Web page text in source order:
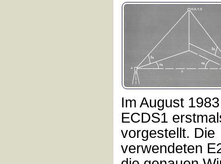
Im August
ECDS1
vorgestellt. Die
verwendeten